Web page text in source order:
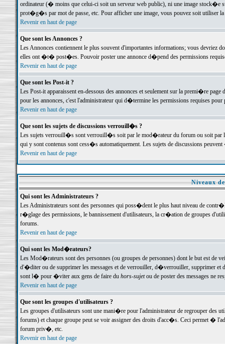
ordinateur (� moins que celui-ci soit un serveur web public), ni une image stock�e
prot�g�s par mot de passe, etc. Pour afficher une image, vous pouvez soit
Revenir en haut de page
Que sont les Annonces ?
Les Annonces contiennent le plus souvent d'importantes informations; vous devriez
elles ont �t� post�es. Pouvoir poster une annonce d�pend des permissions
Revenir en haut de page
Que sont les Post-it ?
Les Post-it apparaissent en-dessous des annonces et seulement sur la premi�re
pour les annonces, c'est l'administrateur qui d�termine les permissions requises pour
Revenir en haut de page
Que sont les sujets de discussions verrouill�s ?
Les sujets verrouill�s sont verrouill�s soit par le mod�rateur du forum ou soit par
qui y sont contenus sont cess�s automatiquement. Les sujets de discussions
Revenir en haut de page
Niveaux
Qui sont les Administrateurs ?
Les Administrateurs sont des personnes qui poss�dent le plus haut niveau de
r�glage des permissions, le bannissement d'utilisateurs, la cr�ation de groupes
forums.
Revenir en haut de page
Qui sont les Mod�rateurs?
Les Mod�rateurs sont des personnes (ou groupes de personnes) dont le but est de
d'�diter ou de supprimer les messages et de verrouiller, d�verrouiller, supprimer
sont l� pour �viter aux gens de faire du hors-sujetou de poster des messages ne
Revenir en haut de page
Que sont les groupes d'utilisateurs ?
Les groupes d'utilisateurs sont une mani�re pour l'administrateur de regrouper des
forums) et chaque groupe peut se voir assigner des droits d'acc�s. Ceci permet
forum priv�, etc.
Revenir en haut de page